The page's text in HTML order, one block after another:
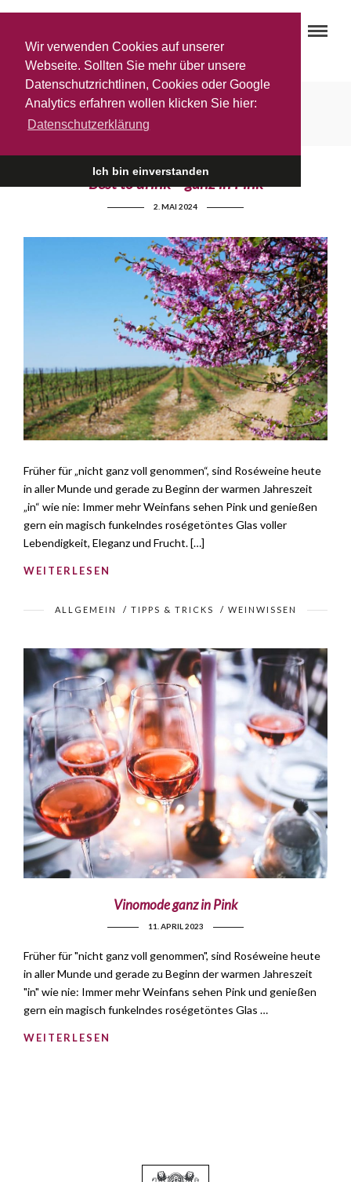
Wir verwenden Cookies auf unserer
Webseite. Sollten Sie mehr über unsere
Datenschutzrichtlinen, Cookies oder Google
Analytics erfahren wollen klicken Sie hier:
Datenschutzerklärung
Ich bin einverstanden
Herstellung Roséwein
Best to drink – ganz in Pink
2. MAI 2024
Früher für „nicht ganz voll genommen“, sind Roséweine heute
in aller Munde und gerade zu Beginn der warmen Jahreszeit
„in“ wie nie: Immer mehr Weinfans sehen Pink und genießen
gern ein magisch funkelndes roségetöntes Glas voller
Lebendigkeit, Eleganz und Frucht. […]
WEITERLESEN
ALLGEMEIN / TIPPS & TRICKS / WEINWISSEN
Vinomode ganz in Pink
11. APRIL 2023
Früher für "nicht ganz voll genommen", sind Roséweine heute
in aller Munde und gerade zu Beginn der warmen Jahreszeit
"in" wie nie: Immer mehr Weinfans sehen Pink und genießen
gern ein magisch funkelndes roségetöntes Glas …
WEITERLESEN